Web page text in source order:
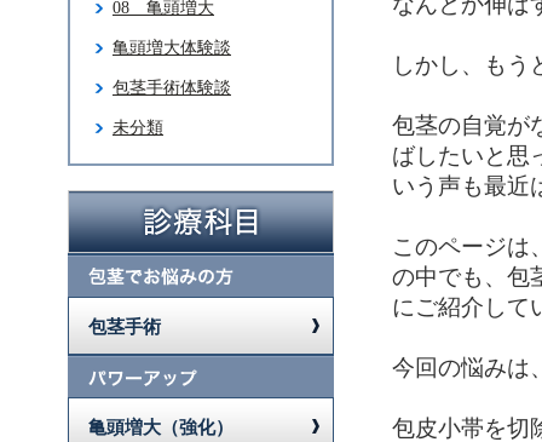
08 亀頭増大
亀頭増大体験談
包茎手術体験談
未分類
包茎手術
亀頭増大（強化）
しかし、もう
包茎の自覚が
ばしたいと思
いう声も最近
このページは
の中でも、包
にご紹介して
今回の悩みは
包皮小帯を切